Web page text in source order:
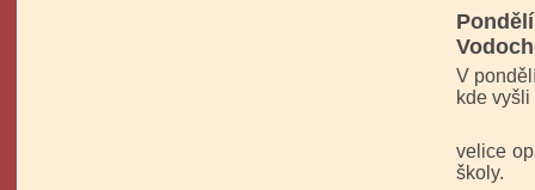
V
kde vyšli
velice
školy.